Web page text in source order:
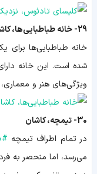
29- خانه طباطبایی‌ها، کاشان
خانه طباطبایی‌ها برای
شده است. این خانه
ویژگی‌های هنر و معماری،
30- تیمچه، کاشان
در تمام اطراف تیمچه #
می‌رسد، اما منحصر به